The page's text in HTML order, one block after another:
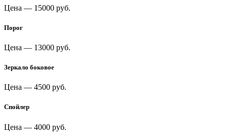
Цена — 15000 руб.
Порог
Цена — 13000 руб.
Зеркало боковое
Цена — 4500 руб.
Спойлер
Цена — 4000 руб.